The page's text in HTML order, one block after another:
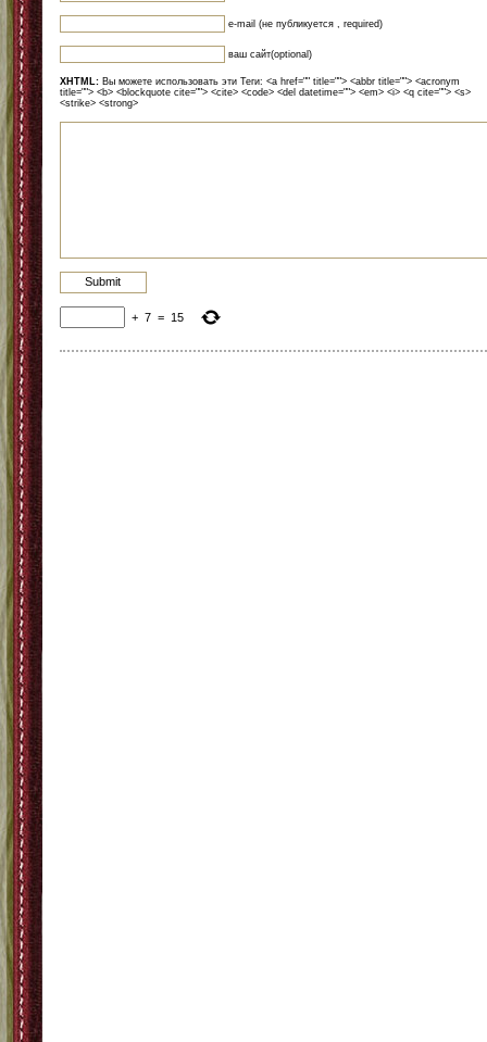
e-mail (не публикуется , required)
ваш сайт(optional)
XHTML: Вы можете использовать эти Теги: <a href="" title=""> <abbr title=""> <acronym
title=""> <b> <blockquote cite=""> <cite> <code> <del datetime=""> <em> <i> <q cite=""> <s>
<strike> <strong>
+ 7 = 15